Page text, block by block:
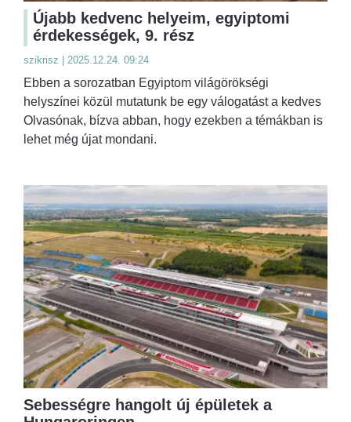
Újabb kedvenc helyeim, egyiptomi
érdekességek, 9. rész
szikrisz | 2025.12.24. 09:24
Ebben a sorozatban Egyiptom világörökségi
helyszínei közül mutatunk be egy válogatást a kedves
Olvasónak, bízva abban, hogy ezekben a témákban is
lehet még újat mondani.
Sebességre hangolt új épületek a